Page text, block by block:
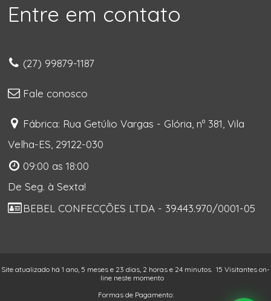
Entre em contato
(27) 99879-1187
Fale conosco
Fábrica: Rua Getúlio Vargas - Glória, nº 381, Vila
Velha-ES, 29122-030
09:00 as 18:00
De Seg. à Sexta!
BEBEL CONFECÇÕES LTDA - 39.443.970/0001-05
Site atualizado há 1 ano, 5 meses e 23 dias, 2 horas e 24 minutos. 15 Visitantes on-
line neste momento
Formas de Pagamento: